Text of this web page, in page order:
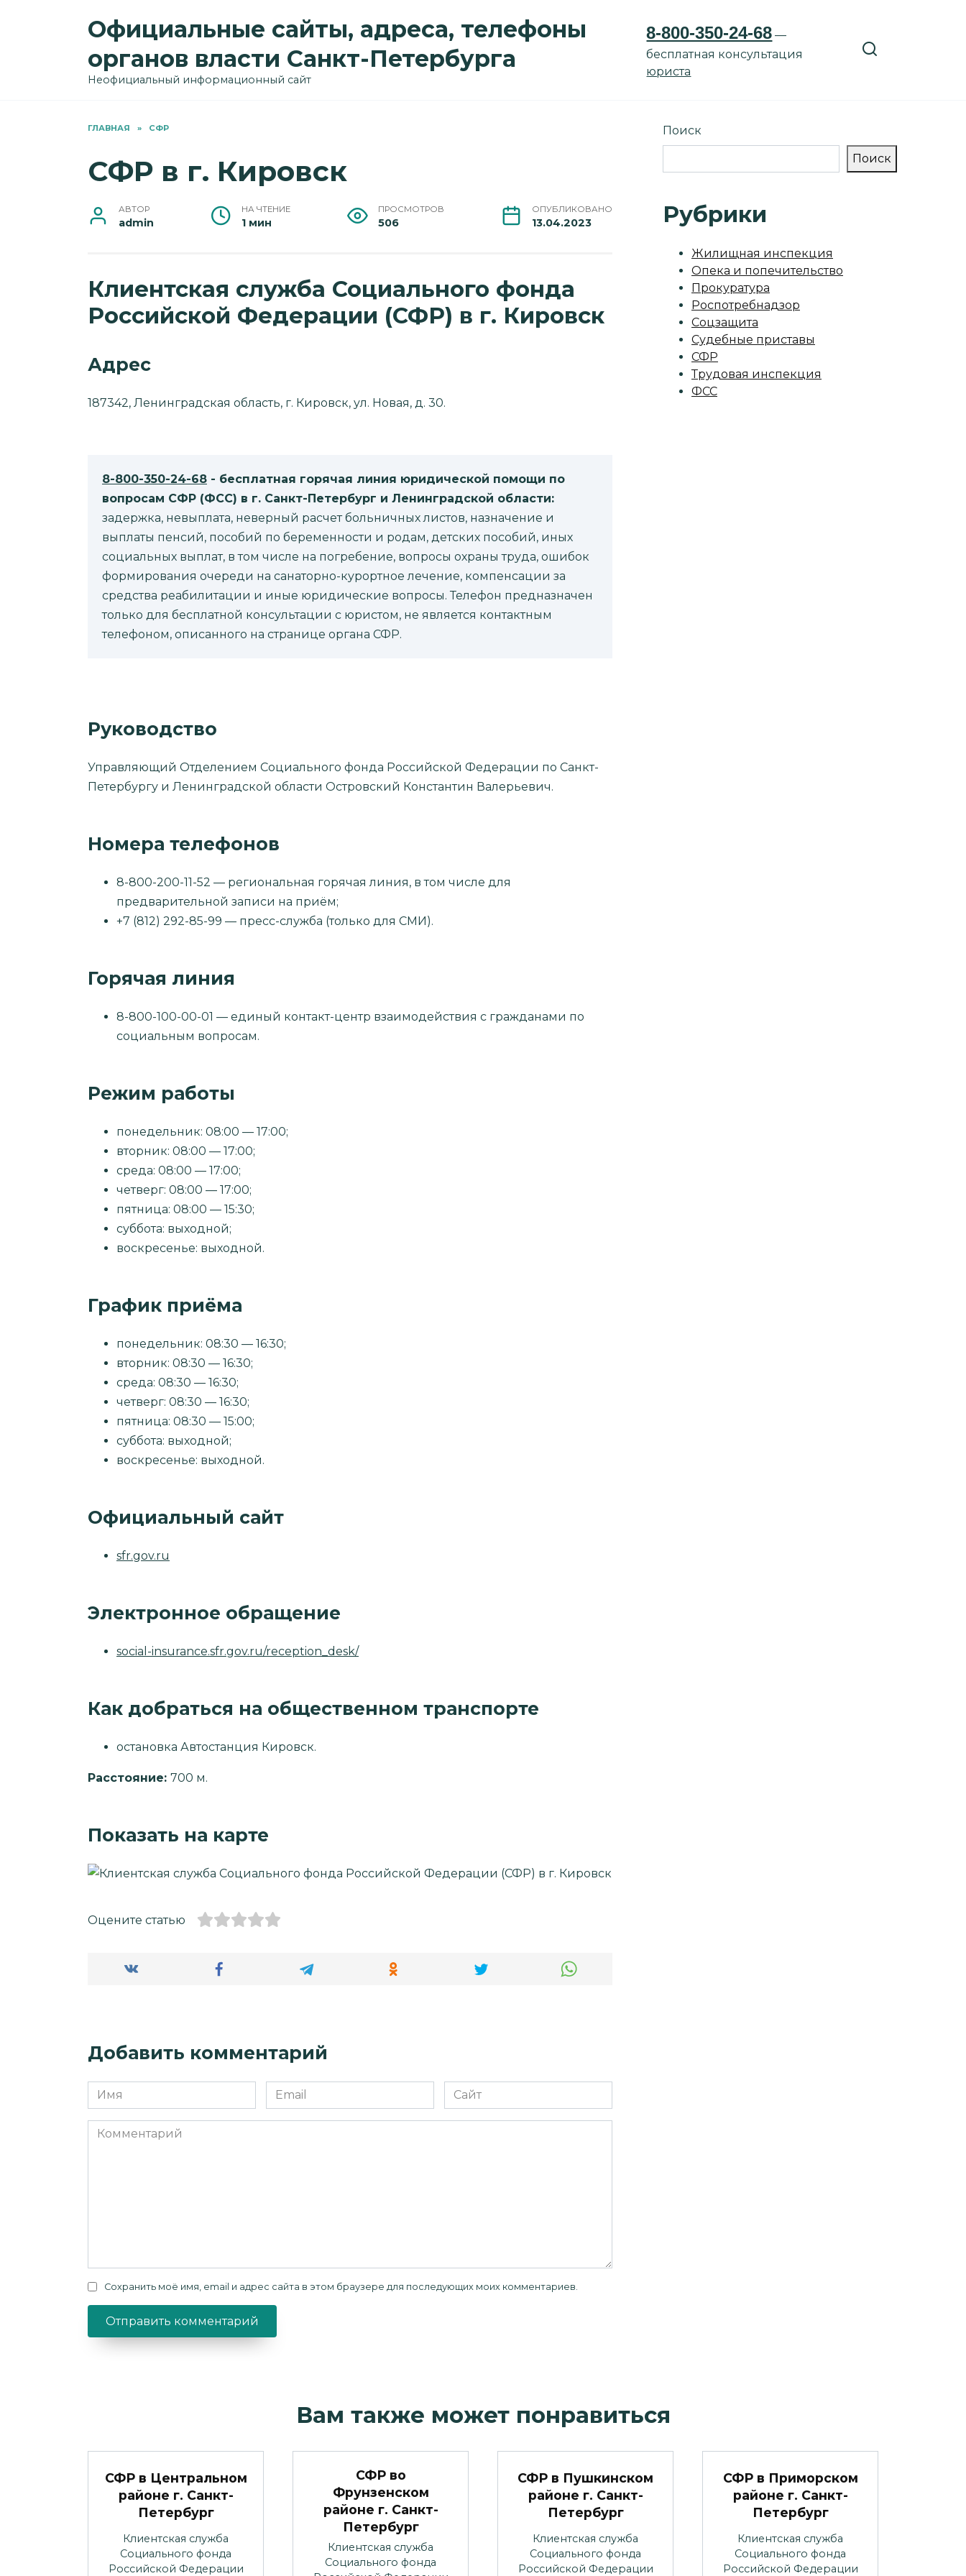
Официальные сайты, адреса, телефоны
органов власти Санкт-Петербурга
Неофициальный информационный сайт
8-800-350-24-68 —
бесплатная консультация
юриста
ГЛАВНАЯ » СФР
СФР в г. Кировск
АВТОР
admin
НА ЧТЕНИЕ
1 мин
ПРОСМОТРОВ
506
ОПУБЛИКОВАНО
13.04.2023
Клиентская служба Социального фонда
Российской Федерации (СФР) в г. Кировск
Адрес
187342, Ленинградская область, г. Кировск, ул. Новая, д. 30.
8-800-350-24-68 - бесплатная горячая линия юридической помощи по
вопросам CФР (ФСС) в г. Санкт-Петербург и Ленинградской области:
задержка, невыплата, неверный расчет больничных листов, назначение и
выплаты пенсий, пособий по беременности и родам, детских пособий, иных
социальных выплат, в том числе на погребение, вопросы охраны труда, ошибок
формирования очереди на санаторно-курортное лечение, компенсации за
средства реабилитации и иные юридические вопросы. Телефон предназначен
только для бесплатной консультации с юристом, не является контактным
телефоном, описанного на странице органа СФР.
Руководство
Управляющий Отделением Социального фонда Российской Федерации по Санкт-
Петербургу и Ленинградской области Островский Константин Валерьевич.
Номера телефонов
8-800-200-11-52 — региональная горячая линия, в том числе для
предварительной записи на приём;
+7 (812) 292-85-99 — пресс-служба (только для СМИ).
Горячая линия
8-800-100-00-01 — единый контакт-центр взаимодействия с гражданами по
социальным вопросам.
Режим работы
понедельник: 08:00 — 17:00;
вторник: 08:00 — 17:00;
среда: 08:00 — 17:00;
четверг: 08:00 — 17:00;
пятница: 08:00 — 15:30;
суббота: выходной;
воскресенье: выходной.
График приёма
понедельник: 08:30 — 16:30;
вторник: 08:30 — 16:30;
среда: 08:30 — 16:30;
четверг: 08:30 — 16:30;
пятница: 08:30 — 15:00;
суббота: выходной;
воскресенье: выходной.
Официальный сайт
sfr.gov.ru
Электронное обращение
social-insurance.sfr.gov.ru/reception_desk/
Как добраться на общественном транспорте
остановка Автостанция Кировск.
Расстояние: 700 м.
Показать на карте
Оцените статью
Добавить комментарий
Имя
*
Email
*
Сайт
Комментарий
Сохранить моё имя, email и адрес сайта в этом браузере для последующих моих комментариев.
Поиск
Поиск
Рубрики
Жилищная инспекция
Опека и попечительство
Прокуратура
Роспотребнадзор
Соцзащита
Судебные приставы
СФР
Трудовая инспекция
ФСС
Вам также может понравиться
СФР в Центральном
районе г. Санкт-
Петербург
Клиентская служба
Социального фонда
Российской Федерации
СФР во
Фрунзенском
районе г. Санкт-
Петербург
Клиентская служба
Социального фонда
СФР в Пушкинском
районе г. Санкт-
Петербург
Клиентская служба
Социального фонда
Российской Федерации
СФР в Приморском
районе г. Санкт-
Петербург
Клиентская служба
Социального фонда
Российской Федерации